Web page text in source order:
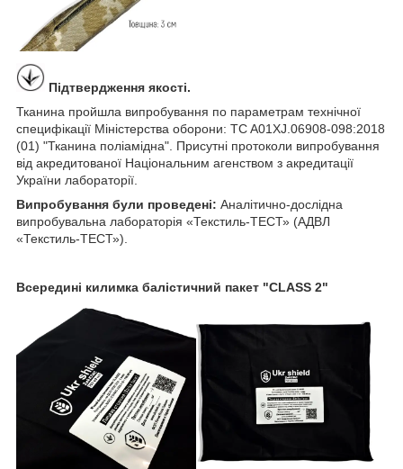
Підтвердження якості.
Тканина пройшла випробування по параметрам технічної
специфікації Міністерства оборони: TC A01XJ.06908-098:2018
(01) "Тканина поліамідна". Присутні протоколи випробування
від акредитованої Національним агенством з акредитації
України лабораторії.
Випробування були проведені: Аналітично-дослідна
випробувальна лабораторія «Текстиль-ТЕСТ» (АДВЛ
«Текстиль-ТЕСТ»).
Всередині килимка балістичний пакет "CLASS 2"